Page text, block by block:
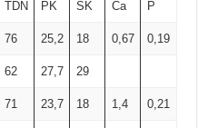
TDN PK SK Ca P
76 25,2 18 0,67 0,19
62 27,7 29
71 23,7 18 1,4 0,21